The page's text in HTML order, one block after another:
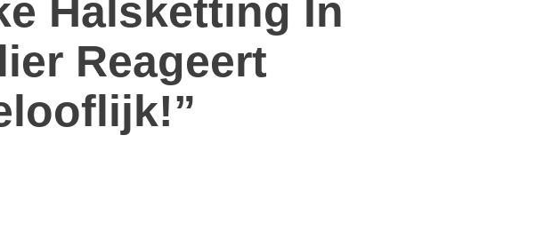
Halsketting In
Reageert